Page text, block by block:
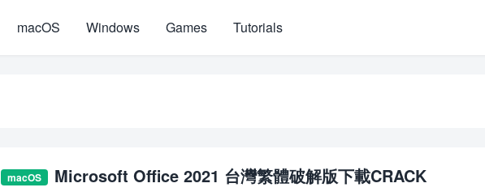
macOS Windows Games Tutorials
macOS Microsoft Office 2021 台灣繁體破解版下載CRACK